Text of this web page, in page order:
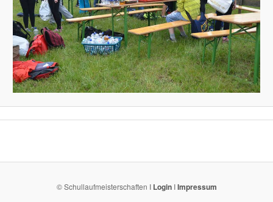
© Schullaufmeisterschaften I LoginIImpressum